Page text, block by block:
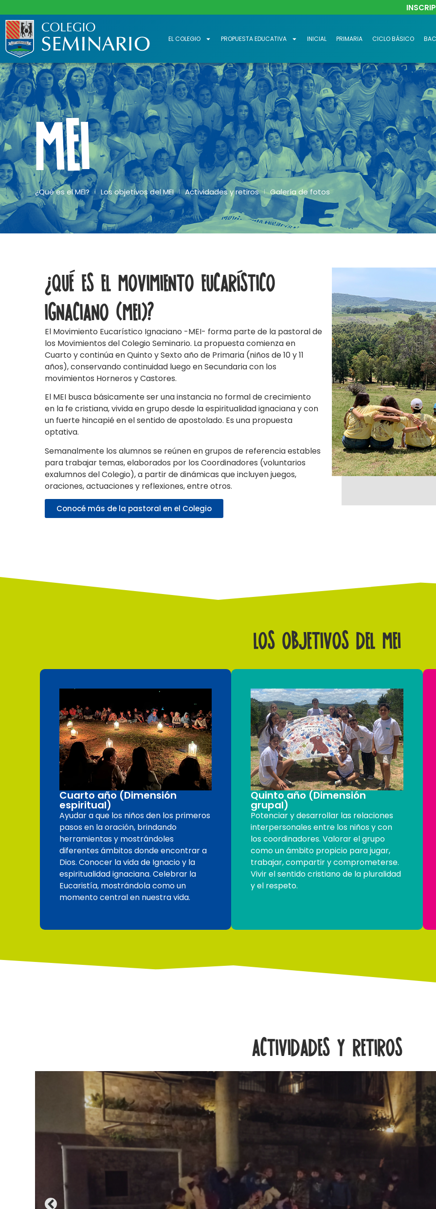
EL COLEGIO PROPUESTA EDUCATIVA INICIAL PRIMARIA CICLO BÁSICO
MEI
¿Qué es el MEI? | Los objetivos del MEI | Actividades y retiros | Galería de fotos
MEI¿Qué es el MEI? Los objetivos del MEI | Actividades y retiros Galería de fotos
¿Qué es el Movimiento Eucarístico
Ignaciano (MEI)?
El Movimiento Eucarístico Ignaciano -MEI- forma parte de la pastoral de
los Movimientos del Colegio Seminario. La propuesta comienza en
Cuarto y continúa en Quinto y Sexto año de Primaria (niños de 10 y 11
años), conservando continuidad luego en Secundaria con los
movimientos Horneros y Castores.
El MEI busca básicamente ser una instancia no formal de crecimiento
en la fe cristiana, vivida en grupo desde la espiritualidad ignaciana y con
un fuerte hincapié en el sentido de apostolado. Es una propuesta
optativa.
Semanalmente los alumnos se reúnen en grupos de referencia estables
para trabajar temas, elaborados por los Coordinadores (voluntarios
exalumnos del Colegio), a partir de dinámicas que incluyen juegos,
oraciones, actuaciones y reflexiones, entre otros.
Conocé más de la pastoral en el Colegio
Los objetivos del MEI
Cuarto año (Dimensión
espiritual)
Ayudar a que los niños den los primeros
pasos en la oración, brindando
herramientas y mostrándoles
diferentes ámbitos donde encontrar a
Dios. Conocer la vida de Ignacio y la
espiritualidad ignaciana. Celebrar la
Eucaristía, mostrándola como un
momento central en nuestra vida.
Quinto año (Dimensión
grupal)
Potenciar y desarrollar las relaciones
interpersonales entre los niños y con
los coordinadores. Valorar el grupo
como un ámbito propicio para jugar,
trabajar, compartir y comprometerse.
Vivir el sentido cristiano de la pluralidad
y el respeto.
Actividades y retiros